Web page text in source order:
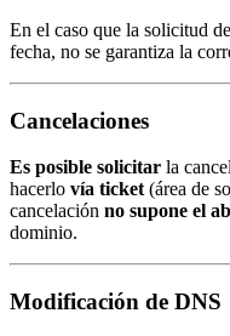
En el caso que la solicitud
fecha, no se garantiza la
Cancelaciones
Es posible solicitar la
hacerlo vía ticket (área de
cancelación no supone el
dominio.
Modificación de DNS